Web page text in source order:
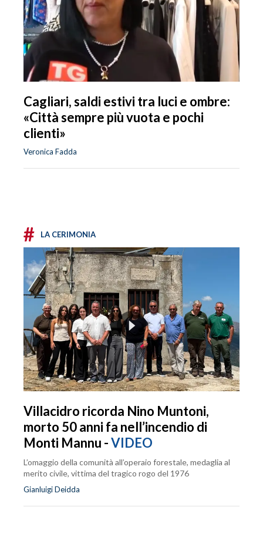
Cagliari, saldi estivi tra luci e ombre:
«Città sempre più vuota e pochi
clienti»
Veronica Fadda
# LA CERIMONIA
Villacidro ricorda Nino Muntoni,
morto 50 anni fa nell’incendio di
Monti Mannu -VIDEO
L’omaggio della comunità all’operaio forestale, medaglia al
merito civile, vittima del tragico rogo del 1976
Gianluigi Deidda